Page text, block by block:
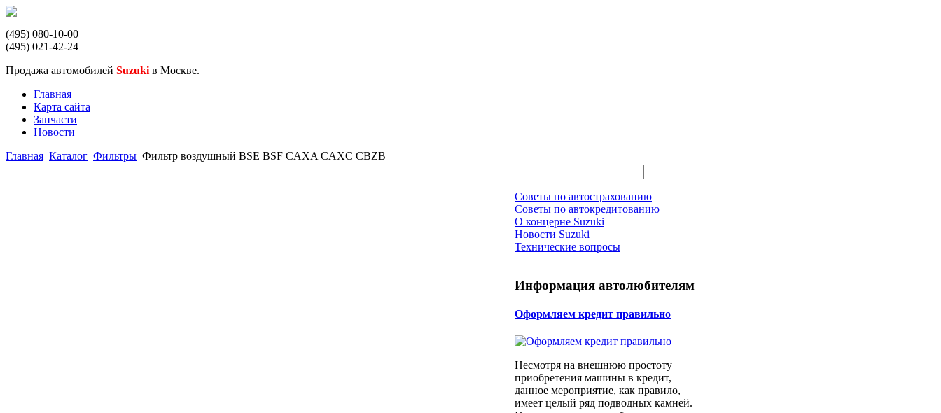
(495) 080-10-00
(495) 021-42-24
Продажа автомобилей Suzuki в Москве.
Главная
Карта сайта
Запчасти
Новости
Главная Каталог Фильтры Фильтр воздушный BSE BSF CAXA CAXC CBZB
Советы по автострахованию
Советы по автокредитованию
О концерне Suzuki
Новости Suzuki
Технические вопросы
Информация автолюбителям
Оформляем кредит правильно
Несмотря на внешнюю простоту
приобретения машины в кредит,
данное мероприятие, как правило,
имеет целый ряд подводных камней.